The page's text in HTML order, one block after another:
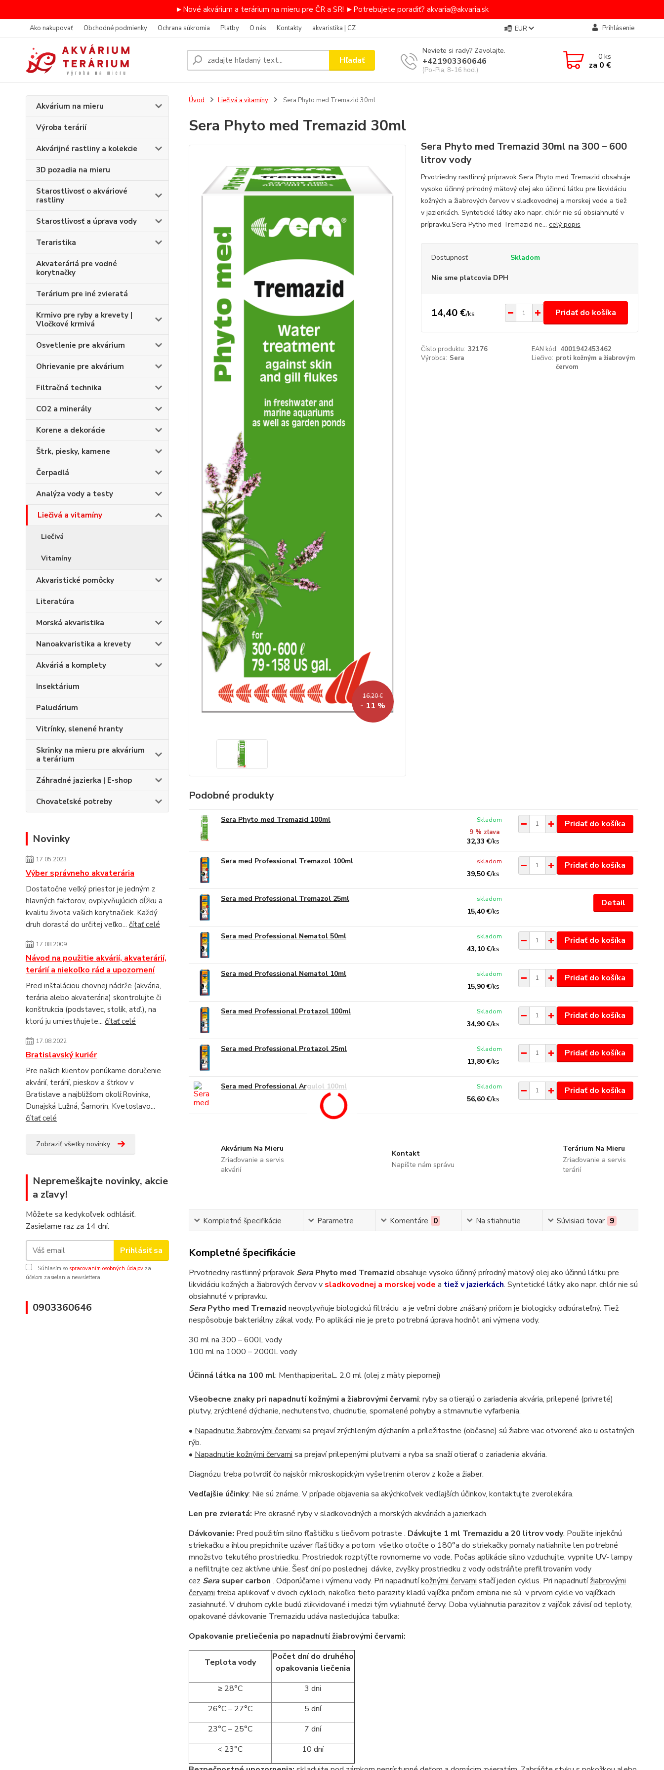
►Nové akvárium a terárium na mieru pre ČR a SR! ►Potrebujete poradiť? akvaria@akvaria.sk
Ako nakupovať Obchodné podmienky Ochrana súkromia Platby O nás Kontakty akvaristika | CZ EUR Prihlásenie
Hľadať
Neviete si rady? Zavolajte.
+421903360646
(Po-Pia, 8-16 hod.)
0ks
za 0 €
Akvárium na mieru
Výroba terárií
Akvárijné rastliny a kolekcie
3D pozadia na mieru
Starostlivosť o akváriové
rastliny
Starostlivosť a úprava vody
Teraristika
Akvateráriá pre vodné
korytnačky
Terárium pre iné zvieratá
Krmivo pre ryby a krevety |
Vločkové krmivá
Osvetlenie pre akvárium
Ohrievanie pre akvárium
Filtračná technika
CO2 a minerály
Korene a dekorácie
Štrk, piesky, kamene
Čerpadlá
Analýza vody a testy
Liečivá a vitamíny
Liečivá
Vitamíny
Akvaristické pomôcky
Literatúra
Morská akvaristika
Nanoakvaristika a krevety
Akváriá a komplety
Insektárium
Paludárium
Vitrínky, slenené hranty
Skrinky na mieru pre akvárium
a terárium
Záhradné jazierka | E-shop
Chovateľské potreby
Novinky
17.05.2023
Výber správneho akvaterária
Dostatočne veľký priestor je jedným z
hlavných faktorov, ovplyvňujúcich dĺžku a
kvalitu života vašich korytnačiek. Každý
druh dorastá do určitej veľko... čítať celé
17.08.2009
Návod na použitie akvárií, akvaterárií,
terárií a niekoľko rád a upozornení
Pred inštaláciou chovnej nádrže (akvária,
terária alebo akvaterária) skontrolujte či
konštrukcia (podstavec, stolík, atď.), na
ktorú ju umiestňujete... čítať celé
17.08.2022
Bratislavský kuriér
Pre našich klientov ponúkame doručenie
akvárií, terárií, pieskov a štrkov v
Bratislave a najbližšom okolí:Rovinka,
Dunajská Lužná, Šamorín, Kvetoslavo...
čítať celé
Zobraziť všetky novinky
Nepremeškajte novinky, akcie
a zľavy!
Môžete sa kedykoľvek odhlásiť.
Zasielame raz za 14 dní.
Prihlásiť sa
Súhlasím so spracovaním osobných údajov za
účelom zasielania newslettera.
0903360646
Úvod Liečivá a vitamíny Sera Phyto med Tremazid 30ml
Sera Phyto med Tremazid 30ml
16,20 €
- 11 %
Sera Phyto med Tremazid 30ml na 300 – 600
litrov vody
Prvotriedny rastlinný prípravok Sera Phyto med Tremazid obsahuje
vysoko účinný prírodný mätový olej ako účinnú látku pre likvidáciu
kožných a žiabrových červov v sladkovodnej a morskej vode a tiež
v jazierkách. Syntetické látky ako napr. chlór nie sú obsiahnuté v
prípravku.Sera Pytho med Tremazid ne... celý popis
Dostupnosť Skladom
Nie sme platcovia DPH
14,40 €/ks Pridať do košíka
Číslo produktu: 32176 EAN kód: 4001942453462
Výrobca: Sera Liečivo: proti kožným a žiabrovým
červom
Podobné produkty
Sera Phyto med Tremazid 100ml
9 % zľava
32,33 €/ks
Skladom Pridať do košíka
Sera med Professional Tremazol 100ml
39,50 €/ks
skladom Pridať do košíka
Sera med Professional Tremazol 25ml
15,40 €/ks
skladom Detail
Sera med Professional Nematol 50ml
43,10 €/ks
skladom Pridať do košíka
Sera med Professional Nematol 10ml
15,90 €/ks
skladom Pridať do košíka
Sera med Professional Protazol 100ml
34,90 €/ks
Skladom Pridať do košíka
Sera med Professional Protazol 25ml
13,80 €/ks
Skladom Pridať do košíka
Sera med Professional Argulol 100ml
56,60 €/ks
Skladom Pridať do košíka
Akvárium Na Mieru
Zriaďovanie a servis
akvárií
Kontakt
Napíšte nám správu
Terárium Na Mieru
Zriaďovanie a servis
terárií
Kompletné špecifikácie Parametre Komentáre 0 Na stiahnutie Súvisiaci tovar 9
Kompletné špecifikácie
Prvotriedny rastlinný prípravok Sera Phyto med Tremazid obsahuje vysoko účinný prírodný mätový olej ako účinnú látku pre
likvidáciu kožných a žiabrových červov v sladkovodnej a morskej vode a tiež v jazierkách. Syntetické látky ako napr. chlór nie sú
obsiahnuté v prípravku.
SeraPytho med Tremazid neovplyvňuje biologickú filtráciu a je veľmi dobre znášaný pričom je biologicky odbúrateľný. Tiež
nespôsobuje bakteriálny zákal vody. Po aplikácii nie je preto potrebná úprava hodnôt ani výmena vody.
30 ml na 300 – 600L vody
100 ml na 1000 – 2000L vody
Účinná látka na 100 ml: MenthapiperitaL. 2,0 ml (olej z mäty piepornej)
Všeobecne znaky pri napadnutí kožnými a žiabrovými červami: ryby sa otierajú o zariadenia akvária, prilepené (privreté)
plutvy, zrýchlené dýchanie, nechutenstvo, chudnutie, spomalené pohyby a stmavnutie vyfarbenia.
• Napadnutie žiabrovými červami sa prejaví zrýchleným dýchaním a príležitostne (občasne) sú žiabre viac otvorené ako u ostatných
rýb.
• Napadnutie kožnými červami sa prejaví prilepenými plutvami a ryba sa snaží otierať o zariadenia akvária.
Diagnózu treba potvrdiť čo najskôr mikroskopickým vyšetrením oterov z kože a žiaber.
Vedľajšie účinky: Nie sú známe. V prípade objavenia sa akýchkoľvek vedľajších účinkov, kontaktujte zverolekára.
Len pre zvieratá: Pre okrasné ryby v sladkovodných a morských akváriách a jazierkach.
Dávkovanie: Pred použitím silno fľaštičku s liečivom potraste . Dávkujte 1 ml Tremazidu a 20 litrov vody. Použite injekčnú
striekačku a ihlou prepichnite uzáver fľaštičky a potom všetko otočte o 180°a do striekačky pomaly natiahnite len potrebné
množstvo tekutého prostriedku. Prostriedok rozptýľte rovnomerne vo vode. Počas aplikácie silno vzduchujte, vypnite UV- lampy
a nefiltrujte cez aktívne uhlie. Šesť dní po poslednej dávke, zvyšky prostriedku z vody odstráňte prefiltrovaním vody
cez Serasuper carbon . Odporúčame i výmenu vody. Pri napadnutíkožnými červami stačí jeden cyklus. Pri napadnutížiabrovými
červami treba aplikovať v dvoch cykloch, nakoľko tieto parazity kladú vajíčka pričom embria nie sú v prvom cykle vo vajíčkach
zasiahnuté. V druhom cykle budú zlikvidované i medzi tým vyliahnuté červy. Doba vyliahnutia parazitov z vajíčok závisí od teploty,
opakované dávkovanie Tremazidu udáva nasledujúca tabuľka:
Opakovanie preliečenia po napadnutí žiabrovými červami:
Teplota vody
Počet dní do druhého
opakovania liečenia
≥ 28°C
3 dni
26°C – 27°C
5 dní
23°C – 25°C
7 dní
< 23°C
10 dní